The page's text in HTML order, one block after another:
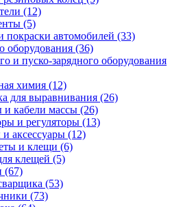
(12)
(5)
покраски автомобилей (33)
оборудования (36)
и пуско-зарядного оборудования
химия (12)
для выравнивания (26)
кабели массы (26)
и регуляторы (13)
аксессуары (12)
и клещи (6)
клещей (5)
(67)
(53)
(73)